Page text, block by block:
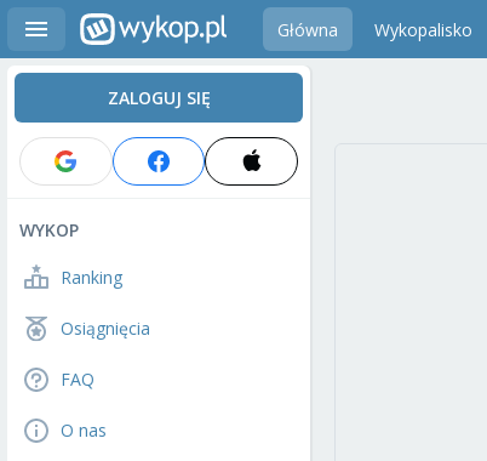
Główna Wykopalisko
ZALOGUJ SIĘ
WYKOP
Ranking
Osiągnięcia
FAQ
O nas